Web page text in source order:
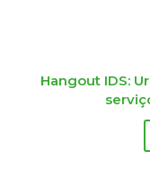
Hangout IDS: